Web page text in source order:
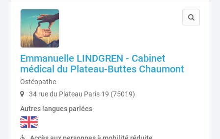
Emmanuelle LINDGREN - Cabinet
médical du Plateau-Buttes Chaumont
Ostéopathe
34 rue du Plateau Paris 19 (75019)
Autres langues parlées